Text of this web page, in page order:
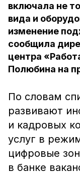
включала не
вида и
изменение
сообщила
центра
Полюбина на
По словам
развивают
и кадровых
услуг в
цифровые
в банке